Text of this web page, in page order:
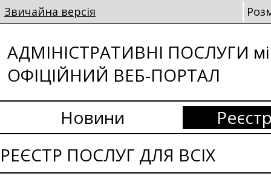
Звичайна версія
АДМІНІСТРАТИВНІ ПОСЛУГИ
ОФІЦІЙНИЙ ВЕБ-ПОРТАЛ
Новини
РЕЄСТР ПОСЛУГ ДЛЯ ВСІХ